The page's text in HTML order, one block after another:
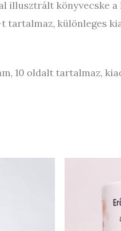
könyvecske
tartalmaz, különleges
10 oldalt tartalmaz,